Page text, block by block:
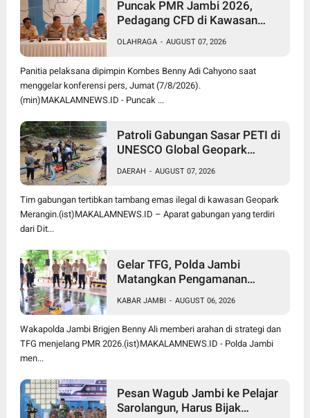
Puncak PMR Jambi 2026,
Pedagang CFD di Kawasan
Dipindahkan, Ini Lokasinya
OLAHRAGA - AUGUST 07, 2026
Panitia pelaksana dipimpin Kombes Benny Adi Cahyono saat
menggelar konferensi pers, Jumat (7/8/2026).
(min)MAKALAMNEWS.ID - Puncak ...
Patroli Gabungan Sasar PETI di
UNESCO Global Geopark
Peralatan Digunakan Tambang
Emas Ilegal
DAERAH - AUGUST 07, 2026
Tim gabungan tertibkan tambang emas ilegal di kawasan Geopark
Merangin.(ist)MAKALAMNEWS.ID – Aparat gabungan yang terdiri
dari Dit...
Gelar TFG, Polda Jambi
Matangkan Pengamanan
Libatkan 1.750 Personel
KABAR JAMBI - AUGUST 06, 2026
Wakapolda Jambi Brigjen Benny Ali memberi arahan di strategi dan
TFG menjelang PMR 2026.(ist)MAKALAMNEWS.ID - Polda Jambi
men...
Pesan Wagub Jambi ke Pelajar
Sarolangun, Harus Bijak